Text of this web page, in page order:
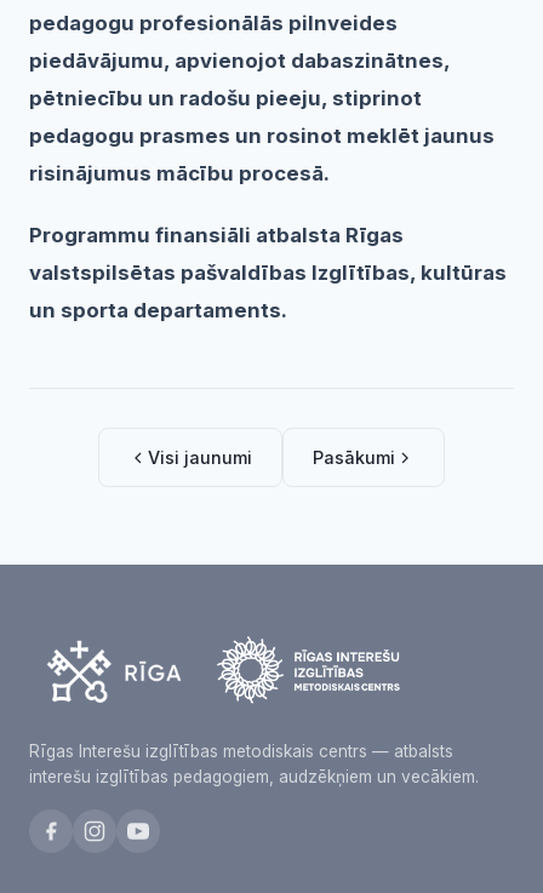
pedagogu profesionālās pilnveides
piedāvājumu, apvienojot dabaszinātnes,
pētniecību un radošu pieeju, stiprinot
pedagogu prasmes un rosinot meklēt jaunus
risinājumus mācību procesā.
Programmu finansiāli atbalsta Rīgas
valstspilsētas pašvaldības Izglītības, kultūras
un sporta departaments.
Visi jaunumi Pasākumi
Rīgas Interešu izglītības metodiskais centrs — atbalsts
interešu izglītības pedagogiem, audzēkņiem un vecākiem.